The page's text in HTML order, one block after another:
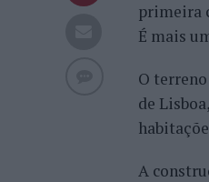
primeira
É mais
O
de
A